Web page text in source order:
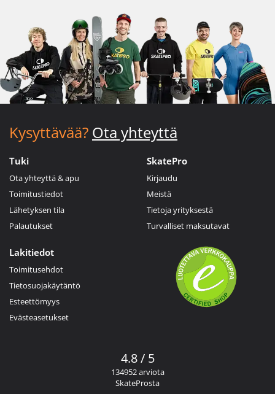
Kysyttävää? Ota yhteyttä
Tuki
Ota yhteyttä & apu
Toimitustiedot
Lähetyksen tila
Palautukset
SkatePro
Kirjaudu
Meistä
Tietoja yrityksestä
Turvalliset maksutavat
Lakitiedot
Toimitusehdot
Tietosuojakäytäntö
Esteettömyys
Evästeasetukset
4.8 / 5
134952 arviota
SkateProsta